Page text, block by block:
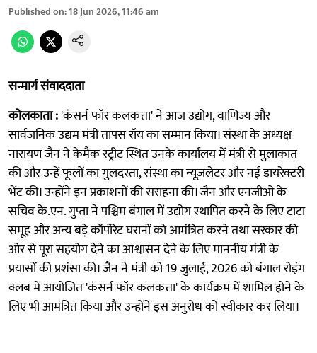
Published on:18 Jun 2026, 11:46 am
सन्मार्ग संवाददाता
कोलकाता :'कंसर्न फॉर कलकत्ता' ने आज उद्योग, वाणिज्य और
सार्वजनिक उद्यम मंत्री तापस रॉय का सम्मान किया। संस्था के अध्यक्ष
नारायण जैन ने केमैक स्ट्रीट स्थित उनके कार्यालय में मंत्री से मुलाकात
की और उन्हें फूलों का गुलदस्ता, संस्था का न्यूज़लेटर और नई डायरेक्टरी
भेंट की। उन्होंने इन प्रकाशनों की सराहना की। जैन और एनजीओ के
सचिव के.एन. गुप्ता ने पश्चिम बंगाल में उद्योग स्थापित करने के लिए टाटा
समूह और अन्य बड़े कॉर्पोरेट घरानों को आमंत्रित करने तथा सरकार की
ओर से पूरा सहयोग देने का आश्वासन देने के लिए माननीय मंत्री के
प्रयासों की प्रशंसा की। जैन ने मंत्री को 19 जुलाई, 2026 को बंगाल रोइंग
क्लब में आयोजित 'कंसर्न फॉर कलकत्ता' के कार्यक्रम में शामिल होने के
लिए भी आमंत्रित किया और उन्होंने इस अनुरोध को स्वीकार कर लिया।